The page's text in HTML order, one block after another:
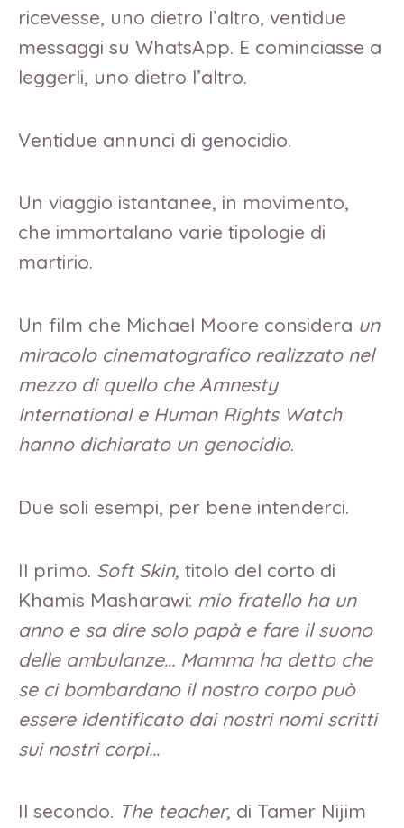
ricevesse, uno dietro l’altro, ventidue
messaggi su WhatsApp. E cominciasse a
leggerli, uno dietro l’altro.
Ventidue annunci di genocidio.
Un viaggio istantanee, in movimento,
che immortalano varie tipologie di
martirio.
Un film che Michael Moore considera un
miracolo cinematografico realizzato nel
mezzo di quello che Amnesty
International e Human Rights Watch
hanno dichiarato un genocidio.
Due soli esempi, per bene intenderci.
Il primo. Soft Skin, titolo del corto di
Khamis Masharawi: mio fratello ha un
anno e sa dire solo papà e fare il suono
delle ambulanze… Mamma ha detto che
se ci bombardano il nostro corpo può
essere identificato dai nostri nomi scritti
sui nostri corpi…
Il secondo. The teacher, di Tamer Nijim